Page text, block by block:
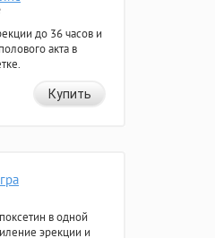
до 36 часов и
акта в
Купить
в одной
эрекции и